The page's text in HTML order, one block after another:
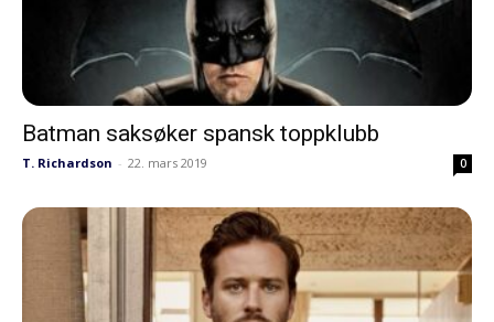
Batman saksøker spansk toppklubb
T. Richardson - 22. mars 2019 0